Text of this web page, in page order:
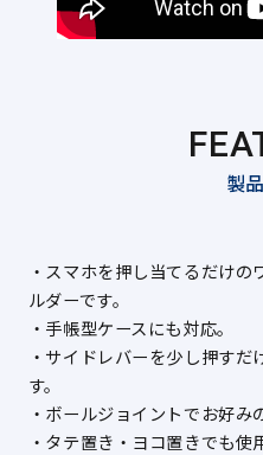
製
・スマホを押し当てるだけ
ルダーです。
・手帳型ケースにも対応。
・サイドレバーを少し押すだ
す。
・ボールジョイントでお好み
・タテ置き・ヨコ置きでも使